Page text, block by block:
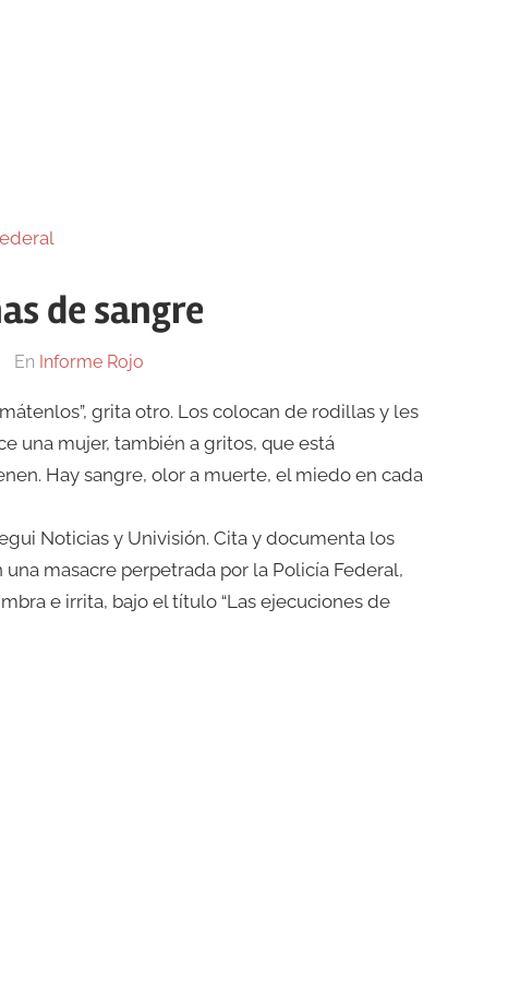
de sangre
En Informe Rojo
grita otro. Los colocan de rodillas y les
una mujer, también a gritos, que está
Hay sangre, olor a muerte, el miedo en cada
Noticias y Univisión. Cita y documenta los
masacre perpetrada por la Policía Federal,
e irrita, bajo el título “Las ejecuciones de